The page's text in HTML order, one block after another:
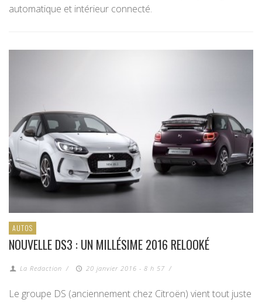
automatique et intérieur connecté.
AUTOS
NOUVELLE DS3 : UN MILLÉSIME 2016 RELOOKÉ
La Redaction / 20 janvier 2016 - 8 h 57 /
Le groupe DS (anciennement chez Citroën) vient tout juste